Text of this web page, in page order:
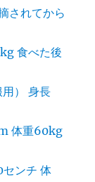
されてから
食べた後
） 身長
体重60kg
ンチ 体